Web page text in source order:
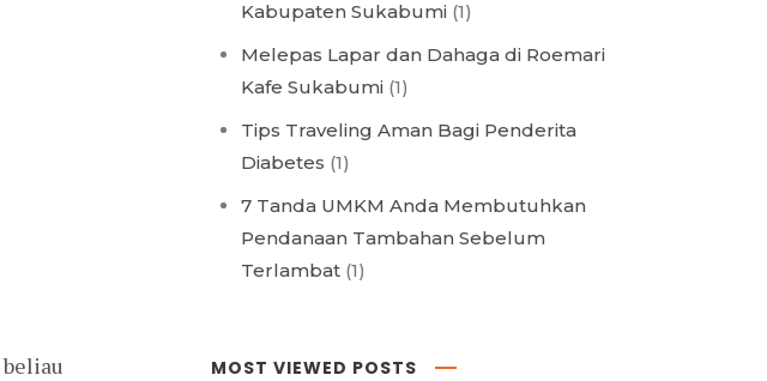
beliau
Kabupaten Sukabumi (1)
Melepas Lapar dan Dahaga di Roemari
Kafe Sukabumi (1)
Tips Traveling Aman Bagi Penderita
Diabetes (1)
7 Tanda UMKM Anda Membutuhkan
Pendanaan Tambahan Sebelum
Terlambat (1)
MOST VIEWED POSTS